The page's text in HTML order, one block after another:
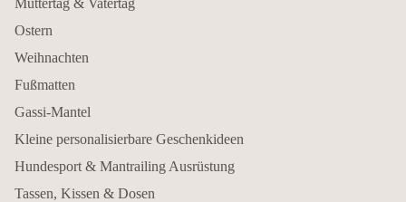
Ostern
Weihnachten
Fußmatten
Gassi-Mantel
Kleine personalisierbare Geschenkideen
Hundesport & Mantrailing Ausrüstung
Tassen, Kissen & Dosen